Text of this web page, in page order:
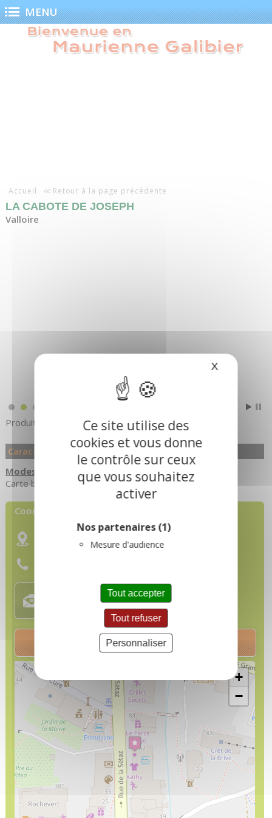
Panneau de gestion des cookies
Ce site utilise des
cookies et vous donne
le contrôle sur ceux
que vous souhaitez
activer
Nos partenaires(1)
Mesure d'audience
Tout accepter
Tout refuser
Personnaliser
X Masquer
MENU
Accueil Retour à la page précédente
LA CABOTE DE JOSEPH
Valloire
Produits régionaux
Caractéristiques
Modes de paiement
Carte bancaire/crédit Espèces Paiement sans contact
Coordonnées :
La Cabote de Joseph
54 Rue de la Sétaz73450Valloire
RÉSERVATION EN LIGNE
+
−